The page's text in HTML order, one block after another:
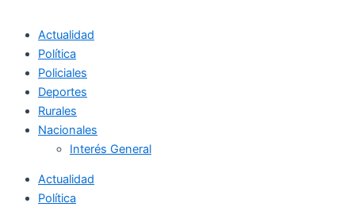
Actualidad
Política
Policiales
Deportes
Rurales
Nacionales
Interés General
Actualidad
Política